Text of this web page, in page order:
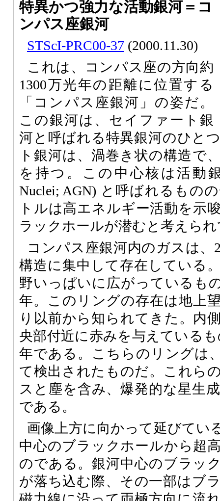
特異かつ強力な活動銀河＝コ
ンパス座銀河
STScI-PRC00-37 (2000.11.30)
これは、コンパス座の方向約
1300万光年の距離に位置する
「コンパス座銀河」の姿だ。
この銀河は、セイファート銀
河と呼ばれる特異銀河のひと
ト銀河は、渦巻き状の構造で
を持つ。この中心核は活動銀
Nuclei; AGN) と呼ばれるもの
トルは高エネルギー活動を示
ラックホールが潜むと考えら
コンパス座銀河内のガスは
構造に集中して存在している
野いっぱいに広がっているも
年。このリングの存在は地上
り以前から知られてきた。内
央部付近に赤みを与えている
年である。こちらのリングは
て検出されたものだ。これら
スと塵を含み、爆発的な星生
である。
画像上方に向かって延びてい
中心のブラックホールから超
のである。銀河中心のブラッ
が落ち込む際、その一部はブ